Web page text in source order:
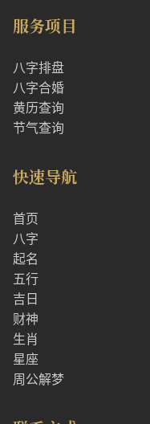
服务项目
八字排盘
八字合婚
黄历查询
节气查询
快速导航
首页
八字
起名
五行
吉日
财神
生肖
星座
周公解梦